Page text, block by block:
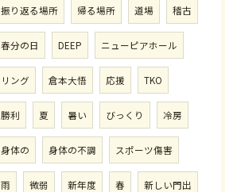
振り返る場所 帰る場所 道場 稽古
春分の日 DEEP ニューピアホール
リング 倉本大悟 応援 TKO
勝利 夏 暑い びっくり 冷房
身体の 身体の不調 スポーツ傷害
雨 微弱 新年度 春 新しい門出